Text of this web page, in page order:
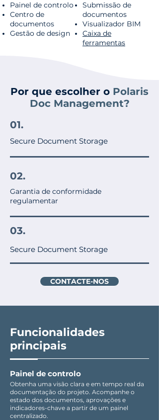
Painel de controlo
Centro de
documentos
Gestão de design
Submissão de
documentos
Visualizador BIM
Caixa de
ferramentas
Por que escolher o Polaris
Doc Management?
01.
Secure Document Storage
02.
Garantia de conformidade
regulamentar
03.
Secure Document Storage
CONTACTE-NOS
Funcionalidades
principais
Painel de controlo
Obtenha uma visão clara e em tempo real da
documentação do projeto. Acompanhe o
estado dos documentos, aprovações e
indicadores-chave a partir de um painel
centralizado.